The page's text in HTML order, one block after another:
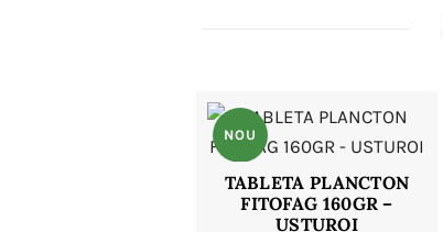
NOU
TABLETA PLANCTON
FITOFAG 160GR –
USTUROI